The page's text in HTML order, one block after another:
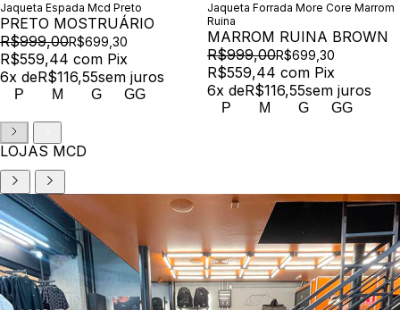
Jaqueta Espada Mcd Preto
PRETO MOSTRUÁRIO
R$999,00R$699,30
R$559,44 com Pix
6x deR$116,55sem juros
P M G GG
Jaqueta Forrada More Core Marrom
Ruina
MARROM RUINA BROWN
R$999,00R$699,30
R$559,44 com Pix
6x deR$116,55sem juros
P M G GG
LOJAS MCD